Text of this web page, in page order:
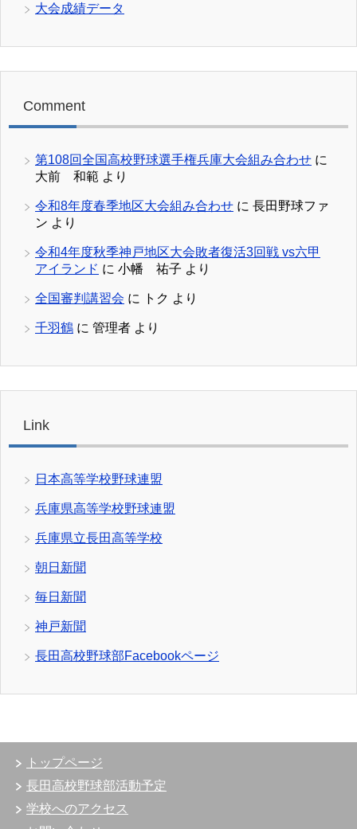
大会成績データ
Comment
第108回全国高校野球選手権兵庫大会組み合わせ に
大前 和範 より
令和8年度春季地区大会組み合わせ に 長田野球ファ
ン より
令和4年度秋季神戸地区大会敗者復活3回戦 vs六甲
アイランド に 小幡 祐子 より
全国審判講習会 に トク より
千羽鶴 に 管理者 より
Link
日本高等学校野球連盟
兵庫県高等学校野球連盟
兵庫県立長田高等学校
朝日新聞
毎日新聞
神戸新聞
長田高校野球部Facebookページ
トップページ
長田高校野球部活動予定
学校へのアクセス